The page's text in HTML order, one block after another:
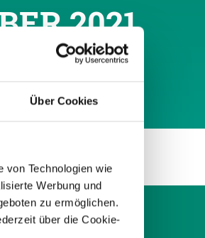
Über Cookies
Technologien wie
Werbung und
zu ermöglichen.
über die Cookie-
2021